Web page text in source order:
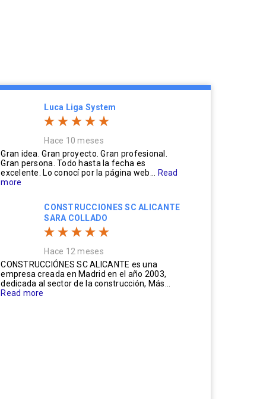
Luca Liga System
Hace 10 meses
Gran idea. Gran proyecto. Gran profesional.
Gran persona. Todo hasta la fecha es
excelente. Lo conocí por la página web... Read
more
CONSTRUCCIONES SC ALICANTE
SARA COLLADO
Hace 12 meses
CONSTRUCCIÓNES SC ALICANTE es una
empresa creada en Madrid en el año 2003,
dedicada al sector de la construcción, Más...
Read more